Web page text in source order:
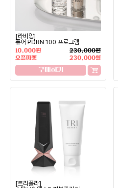
[라비앙]
퓨어 PDRN 100 프로그램
10,000원
230,000원
오픈마켓
230,000원
구매하기
[트리폴라]